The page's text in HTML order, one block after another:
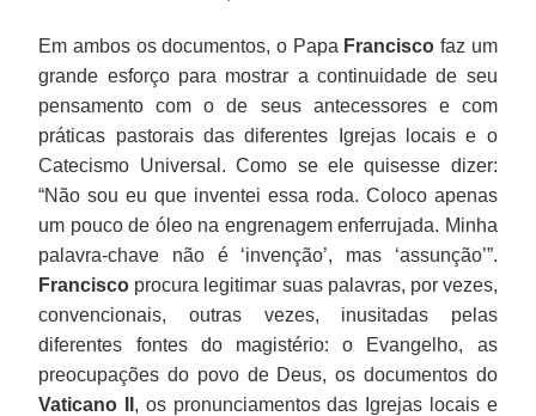
Em ambos os documentos, o Papa Francisco faz um
grande esforço para mostrar a continuidade de seu
pensamento com o de seus antecessores e com
práticas pastorais das diferentes Igrejas locais e o
Catecismo Universal. Como se ele quisesse dizer:
“Não sou eu que inventei essa roda. Coloco apenas
um pouco de óleo na engrenagem enferrujada. Minha
palavra-chave não é ‘invenção’, mas ‘assunção’”.
Francisco procura legitimar suas palavras, por vezes,
convencionais, outras vezes, inusitadas pelas
diferentes fontes do magistério: o Evangelho, as
preocupações do povo de Deus, os documentos do
Vaticano II , os pronunciamentos das Igrejas locais e